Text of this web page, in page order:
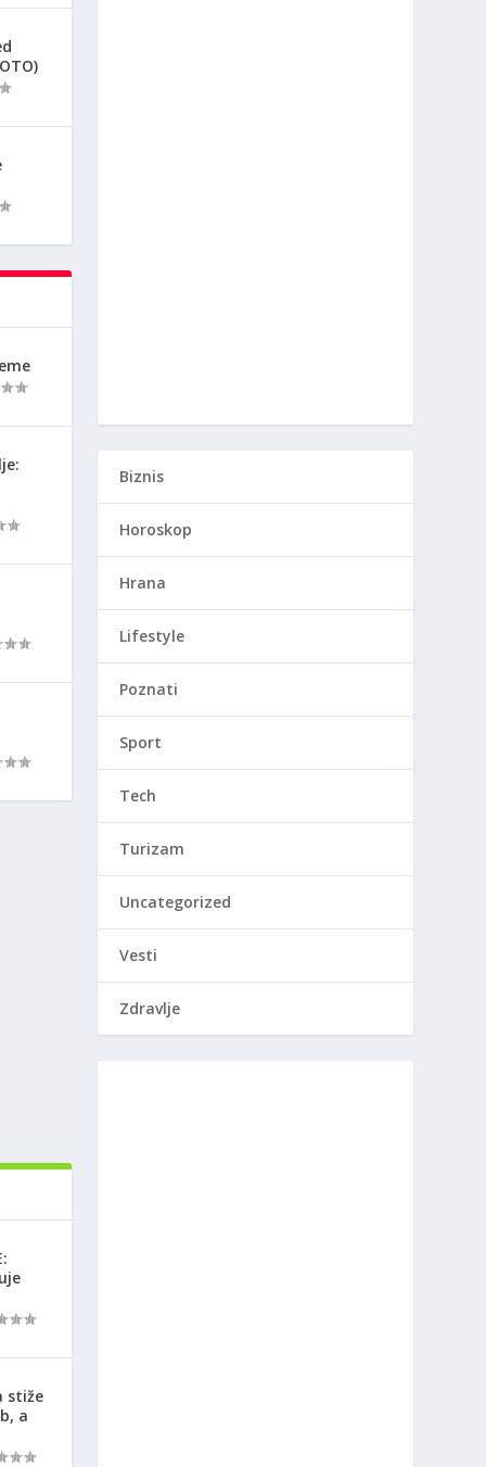
stiže
a
Biznis
Horoskop
Hrana
Lifestyle
Poznati
Sport
Tech
Turizam
Uncategorized
Vesti
Zdravlje